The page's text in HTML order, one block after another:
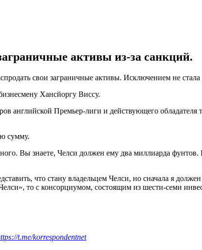
активы из-за санкций.
свои заграничные активы. Исключением не
Хансйоргу Виссу.
английской Премьер-лиги и действующего
сумму.
Вы знаете, Челси должен ему два миллиарда фунтов.
что стану владельцем Челси, но сначала я
то с консорциумом, состоящим из шести-семи
t.me/korrespondentnet